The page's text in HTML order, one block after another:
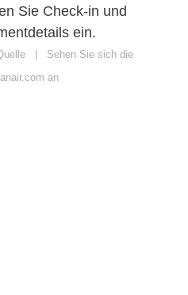
Sie Check-in und
ein.
Sehen Sie sich die
an